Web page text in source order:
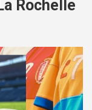
Rochelle